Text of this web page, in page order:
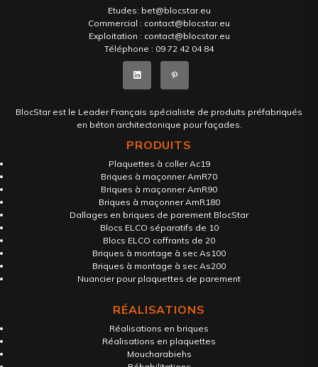
Etudes: bet@blocstar.eu
Commercial : contact@blocstar.eu
Exploitation : contact@blocstar.eu
Téléphone : 09 72 42 04 84
BlocStar est le Leader Français spécialiste de produits préfabriqués
en béton architectonique pour façades.
PRODUITS
Plaquettes à coller Ac19
Briques à maçonner AmR70
Briques à maçonner AmR90
Briques à maçonner AmR180
Dallages en briques de parement BlocStar
Blocs ELCO séparatifs de 10
Blocs ELCO coffrants de 20
Briques à montage à sec As100
Briques à montage à sec As200
Nuancier pour plaquettes de parement
RÉALISATIONS
Réalisations en briques
Réalisations en plaquettes
Moucharabiehs